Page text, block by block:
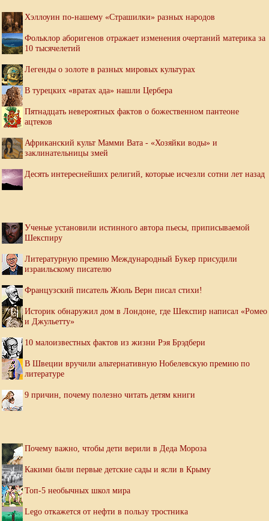
Хэллоуин по-нашему «Страшилки» разных народов
Фольклор аборигенов отражает изменения очертаний материка за
10 тысячелетий
Легенды о золоте в разных мировых культурах
В турецких «вратах ада» нашли Цербера
Пятнадцать невероятных фактов о божественном пантеоне
ацтеков
Африканский культ Мамми Вата - «Хозяйки воды» и
заклинательницы змей
Десять интереснейших религий, которые исчезли сотни лет назад
Ученые установили истинного автора пьесы, приписываемой
Шекспиру
Литературную премию Международный Букер присудили
израильскому писателю
Французский писатель Жюль Верн писал стихи!
Историк обнаружил дом в Лондоне, где Шекспир написал «Ромео
и Джульетту»
10 малоизвестных фактов из жизни Рэя Брэдбери
В Швеции вручили альтернативную Нобелевскую премию по
литературе
9 причин, почему полезно читать детям книги
Почему важно, чтобы дети верили в Деда Мороза
Какими были первые детские сады и ясли в Крыму
Топ-5 необычных школ мира
Lego откажется от нефти в пользу тростника